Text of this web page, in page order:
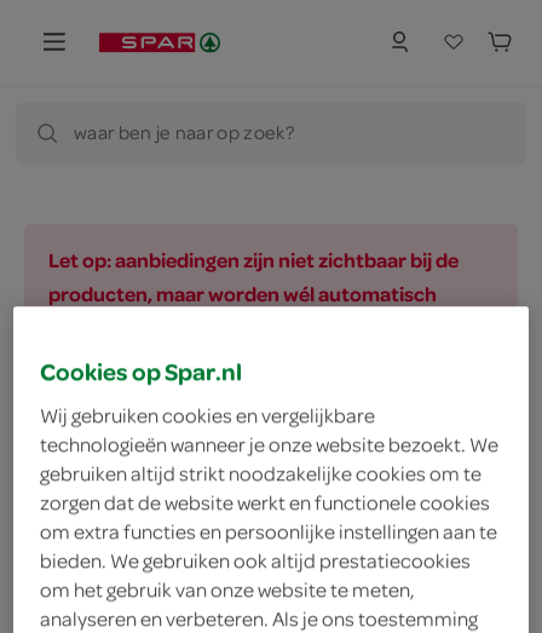
waar ben je naar op zoek?
Let op: aanbiedingen zijn niet zichtbaar bij de
producten, maar worden wél automatisch
vegetarisch
filter (3)
RAW Organic Food raw food
pompoenpitten
300 Gram
Cookies op Spar.nl
Wij gebruiken cookies en vergelijkbare
technologieën wanneer je onze website bezoekt. We
gebruiken altijd strikt noodzakelijke cookies om te
zorgen dat de website werkt en functionele cookies
om extra functies en persoonlijke instellingen aan te
bieden. We gebruiken ook altijd prestatiecookies
om het gebruik van onze website te meten,
analyseren en verbeteren. Als je ons toestemming